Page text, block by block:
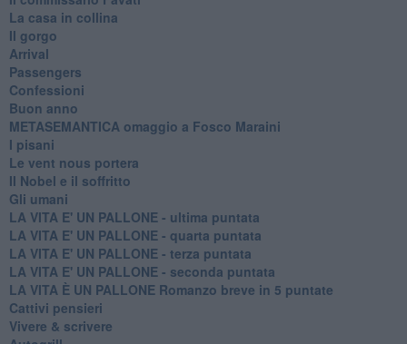
La casa in collina
Il gorgo
Arrival
Passengers
Confessioni
Buon anno
METASEMANTICA omaggio a Fosco Maraini
I pisani
Le vent nous portera
Il Nobel e il soffritto
Gli umani
LA VITA E' UN PALLONE - ultima puntata
LA VITA E' UN PALLONE - quarta puntata
LA VITA E' UN PALLONE - terza puntata
LA VITA E' UN PALLONE - seconda puntata
LA VITA È UN PALLONE Romanzo breve in 5 puntate
Cattivi pensieri
Vivere & scrivere